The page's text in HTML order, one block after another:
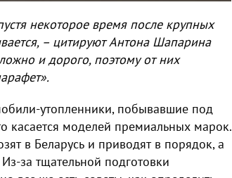
некоторое время после крупных
– цитируют Антона Шапарина
и дорого, поэтому от них
утопленники, побывавшие под
касается моделей премиальных марок.
в Беларусь и приводят в порядок, а
за тщательной подготовки